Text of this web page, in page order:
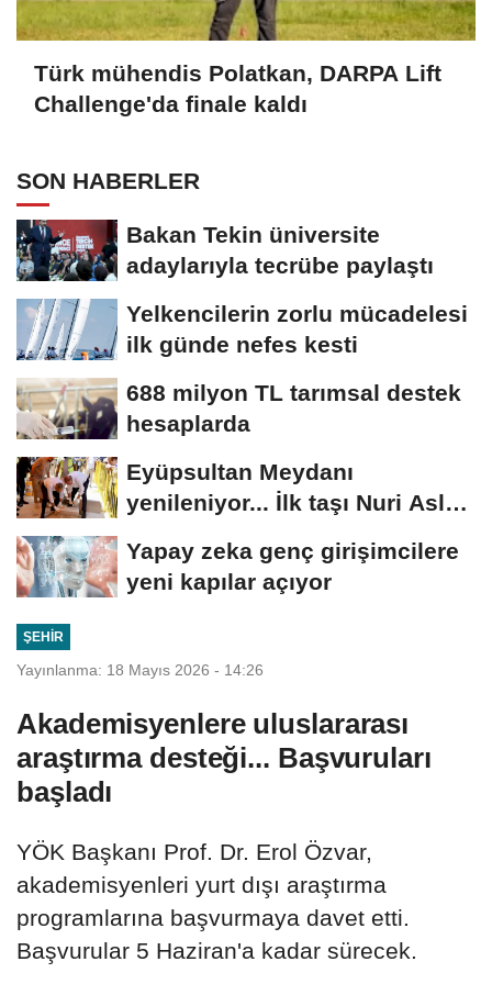
Türk mühendis Polatkan, DARPA Lift
Challenge'da finale kaldı
SON HABERLER
Bakan Tekin üniversite
adaylarıyla tecrübe paylaştı
Yelkencilerin zorlu mücadelesi
ilk günde nefes kesti
688 milyon TL tarımsal destek
hesaplarda
Eyüpsultan Meydanı
yenileniyor... İlk taşı Nuri Aslan
Yapay zeka genç girişimcilere
yeni kapılar açıyor
ŞEHIR
Yayınlanma: 18 Mayıs 2026 - 14:26
Akademisyenlere uluslararası
araştırma desteği... Başvuruları
başladı
YÖK Başkanı Prof. Dr. Erol Özvar,
akademisyenleri yurt dışı araştırma
programlarına başvurmaya davet etti.
Başvurular 5 Haziran'a kadar sürecek.